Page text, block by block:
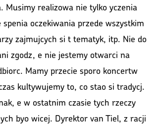
Musimy realizowa nie tylko yczenia
spenia oczekiwania przede wszystkim
zajmujcych si t tematyk, itp. Nie do
zgodz, e nie jestemy otwarci na
Mamy przecie sporo koncertw
kultywujemy to, co stao si tradycj.
e w ostatnim czasie tych rzeczy
byo wicej. Dyrektor van Tiel, z racji